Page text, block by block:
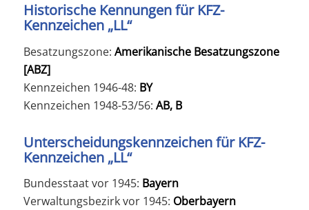
Historische Kennungen für KFZ-
Kennzeichen „LL“
Besatzungszone: Amerikanische Besatzungszone
[ABZ]
Kennzeichen 1946-48: BY
Kennzeichen 1948-53/56: AB, B
Unterscheidungskennzeichen für KFZ-
Kennzeichen „LL“
Bundesstaat vor 1945: Bayern
Verwaltungsbezirk vor 1945: Oberbayern